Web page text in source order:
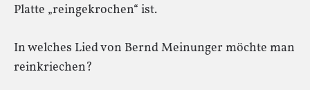
Platte „reingekrochen“ ist.
In welches Lied von Bernd Meinunger möchte man
reinkriechen?